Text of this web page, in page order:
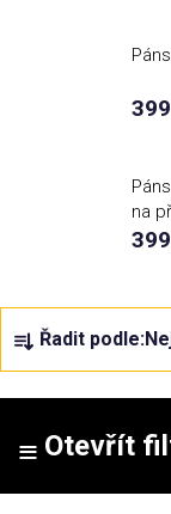
Oblečení
na
z
Řadit podle:
Otevřít